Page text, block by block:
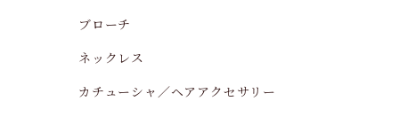
ブローチ
ネックレス
カチューシャ／ヘアアクセサリー